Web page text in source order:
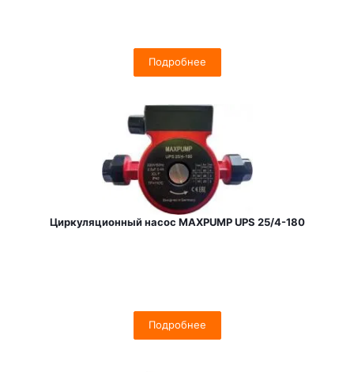
Подробнее
Циркуляционный насос MAXPUMP UPS 25/4-180
Подробнее